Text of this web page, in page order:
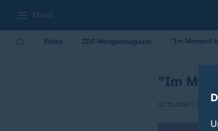
Menü
Video ZDF-Morgenmagazin "Im Moment
"Im
12.11.2024 | 05:30